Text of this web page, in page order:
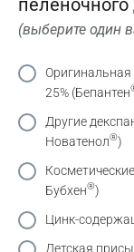
(выберите один
Оригинальная
25% (Бепантен
Другие
Новатенол®)
Бубхен®)
Цинк-
Детская